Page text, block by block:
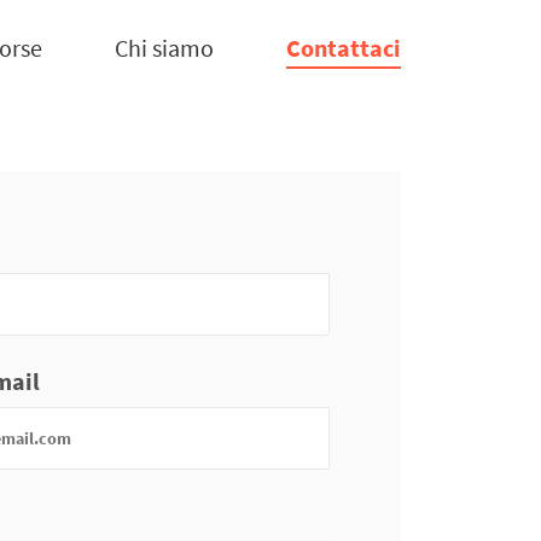
Chi siamo Contattaci